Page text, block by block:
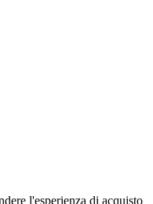
l'esperienza di acquisto